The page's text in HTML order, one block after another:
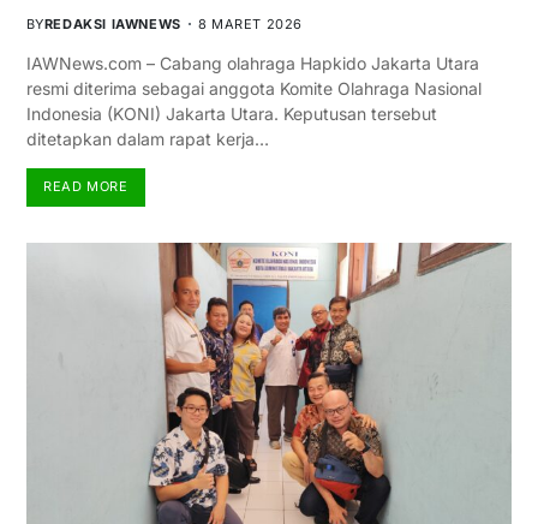
BYREDAKSI IAWNEWS 8 MARET 2026
IAWNews.com – Cabang olahraga Hapkido Jakarta Utara
resmi diterima sebagai anggota Komite Olahraga Nasional
Indonesia (KONI) Jakarta Utara. Keputusan tersebut
ditetapkan dalam rapat kerja…
READ MORE